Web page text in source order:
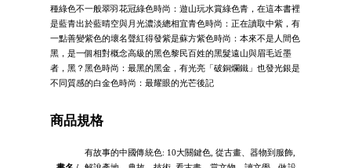
種綠色不一般翠羽花冠綠色時尚：遊山玩水賞綠色青，在這本書裡
是藍青出於藍晴空與月光濃淡總相宜青色時尚：正在讀取中紫，有
一點善變紫色的壞名聲紅得發紫是蘇方紫色時尚：本來不是人間色
黑，是一個相對概念高級的黑色黎民百姓的黑髮遠山與眉毛近墨
者，黑？黑色時尚：最黑的黑金，有光亮「破銅爛鐵」也發光銀是
不同質感的白金色時尚：最耀眼的光芒後記
商品規格
有故事的中國傳統色: 10大關鍵色, 從古畫、器物到服飾,